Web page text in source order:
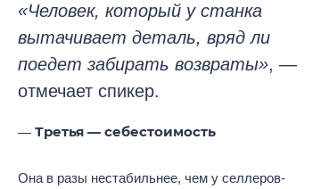
«Человек, который у станка
вытачивает деталь, вряд ли
поедет забирать возвраты», —
отмечает спикер.
Третья — себестоимость
Она в разы нестабильнее, чем у селлеров-